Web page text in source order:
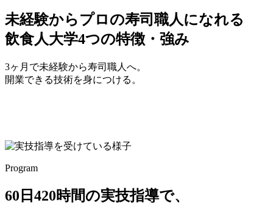
未経験からプロの寿司職人になれる
飲食人大学4つの特徴・強み
3ヶ月で未経験から寿司職人へ。
開業できる技術を身につける。
Program
60日420時間の実技指導で、